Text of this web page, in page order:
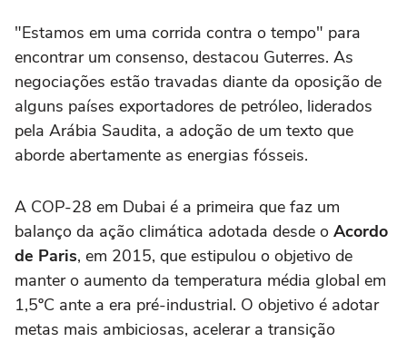
"Estamos em uma corrida contra o tempo" para
encontrar um consenso, destacou Guterres. As
negociações estão travadas diante da oposição de
alguns países exportadores de petróleo, liderados
pela Arábia Saudita, a adoção de um texto que
aborde abertamente as energias fósseis.
A COP-28 em Dubai é a primeira que faz um
balanço da ação climática adotada desde o Acordo
de Paris, em 2015, que estipulou o objetivo de
manter o aumento da temperatura média global em
1,5ºC ante a era pré-industrial. O objetivo é adotar
metas mais ambiciosas, acelerar a transição